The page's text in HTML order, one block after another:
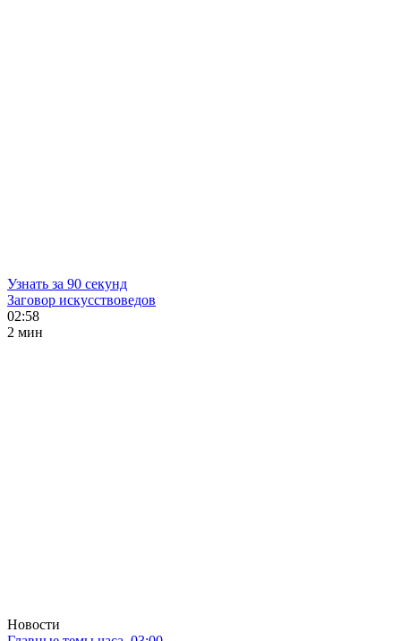
Узнать за 90 секунд
Заговор искусствоведов
02:58
2 мин
Новости